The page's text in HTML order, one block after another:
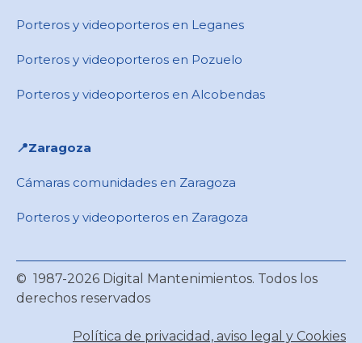
Porteros y videoporteros en Leganes
Porteros y videoporteros en Pozuelo
Porteros y videoporteros en Alcobendas
📍Zaragoza
Cámaras comunidades en Zaragoza
Porteros y videoporteros en Zaragoza
© 1987-2026 Digital Mantenimientos. Todos los
derechos reservados
Política de privacidad, aviso legal y Cookies